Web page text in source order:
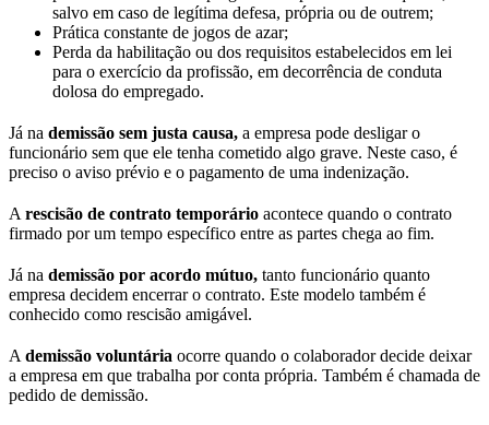
salvo em caso de legítima defesa, própria ou de outrem;
Prática constante de jogos de azar;
Perda da habilitação ou dos requisitos estabelecidos em lei
para o exercício da profissão, em decorrência de conduta
dolosa do empregado.
Já na demissão sem justa causa, a empresa pode desligar o
funcionário sem que ele tenha cometido algo grave. Neste caso, é
preciso o aviso prévio e o pagamento de uma indenização.
A rescisão de contrato temporário acontece quando o contrato
firmado por um tempo específico entre as partes chega ao fim.
Já na demissão por acordo mútuo, tanto funcionário quanto
empresa decidem encerrar o contrato. Este modelo também é
conhecido como rescisão amigável.
A demissão voluntária ocorre quando o colaborador decide deixar
a empresa em que trabalha por conta própria. Também é chamada de
pedido de demissão.